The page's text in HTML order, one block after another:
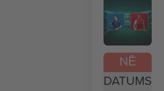
NĒ
DATUMS